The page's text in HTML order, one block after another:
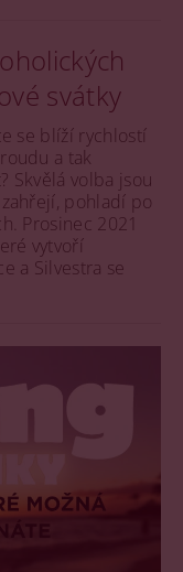
svátky
se blíží rychlostí
a tak
Skvělá volba jsou
pohladí po
Prosinec 2021
vytvoří
a Silvestra se